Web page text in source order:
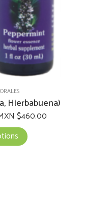
Hierbabuena)
$460.00